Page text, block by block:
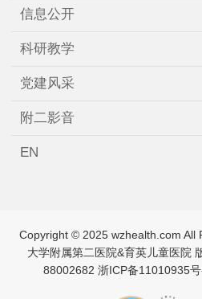
信息公开
科研教学
党建风采
附二影音
EN
Copyright © 2025 wzhealth.com All
大学附属第二医院&育英儿童医院
88002682 浙ICP备11010935号